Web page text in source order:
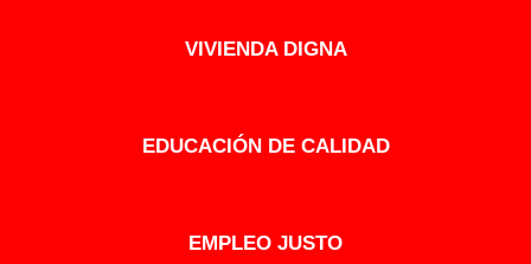
VIVIENDA DIGNA
EDUCACIÓN DE CALIDAD
EMPLEO JUSTO